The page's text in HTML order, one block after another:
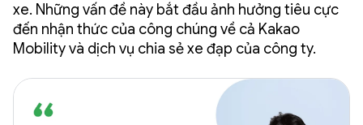
xe. Những vấn đề này bắt đầu ảnh hưởng tiêu cực
đến nhận thức của công chúng về cả Kakao
Mobility và dịch vụ chia sẻ xe đạp của công ty.